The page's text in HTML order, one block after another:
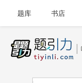
题库 书店
APP下载